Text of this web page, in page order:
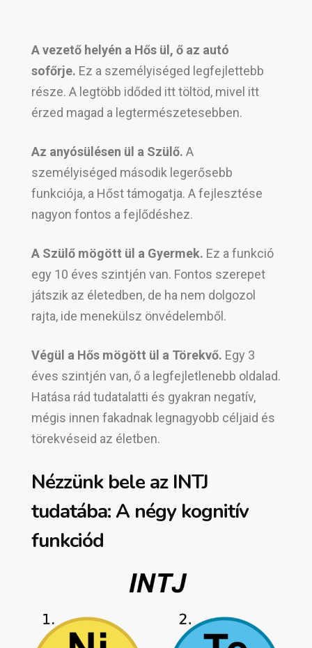
A vezető helyén a Hős ül, ő az autó
sofőrje. Ez a személyiséged legfejlettebb
része. A legtöbb időded itt töltöd, mivel itt
érzed magad a legtermészetesebben.
Az anyósülésen ül a Szülő. A
személyiséged második legerősebb
funkciója, a Hőst támogatja. A fejlesztése
nagyon fontos a fejlődéshez.
A Szülő mögött ül a Gyermek. Ez a funkció
egy 10 éves szintjén van. Fontos szerepet
játszik az életedben, de ha nem dolgozol
rajta, ide menekülsz önvédelemből.
Végül a Hős mögött ül a Törekvő. Egy 3
éves szintjén van, ő a legfejletlenebb oldalad.
Hatása rád tudatalatti és gyakran negatív,
mégis innen fakadnak legnagyobb céljaid és
törekvéseid az életben.
Nézzünk bele az INTJ
tudatába: A négy kognitív
funkciód